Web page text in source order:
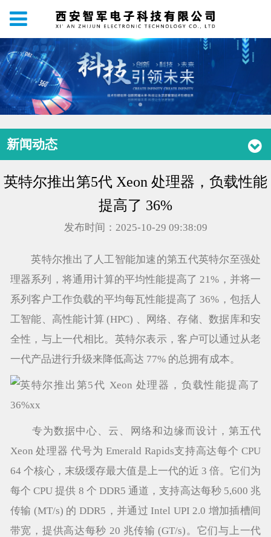
新闻动态
英特尔推出第5代 Xeon 处理器，负载性能
提高了 36%
发布时间：2025-10-29 09:38:09
英特尔推出了人工智能加速的第五代英特尔至强处
理器系列，将通用计算的平均性能提高了 21%，并将一
系列客户工作负载的平均每瓦性能提高了 36%，包括人
工智能、高性能计算 (HPC) 、网络、存储、数据库和安
全性，与上一代相比。英特尔表示，客户可以通过从老
一代产品进行升级来降低高达 77% 的总拥有成本。
专为数据中心、云、网络和边缘而设计，第五代
Xeon 处理器 代号为 Emerald Rapids支持高达每个 CPU
64 个核心，末级缓存最大值是上一代的近 3 倍。它们为
每个 CPU 提供 8 个 DDR5 通道，支持高达每秒 5,600 兆
传输 (MT/s) 的 DDR5，并通过 Intel UPI 2.0 增加插槽间
带宽，提供高达每秒 20 兆传输 (GT/s)。它们与上一代